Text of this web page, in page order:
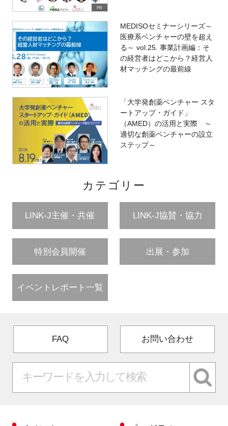
PR
MEDISOセミナーシリーズ～
医療系ベンチャーの壁を超え
る～ vol.25. 事業計画編：そ
の経営者はどこから？経営人
材マッチングの最前線
「大学発創薬ベンチャー スタ
ートアップ・ガイド」
（AMED）の活用と実際 ～
適切な創薬ベンチャーの設立
ステップ～
カテゴリー
LINK-J主催・共催 LINK-J協賛・協力
特別会員開催 出展・参加
イベントレポート一覧
FAQ お問い合わせ